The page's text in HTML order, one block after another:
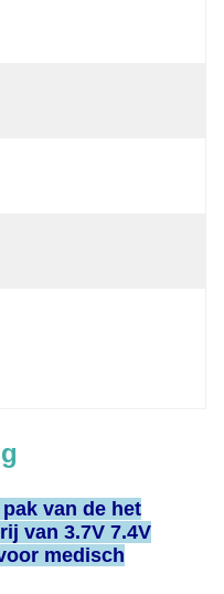
van de het
van 3.7V 7.4V
medisch